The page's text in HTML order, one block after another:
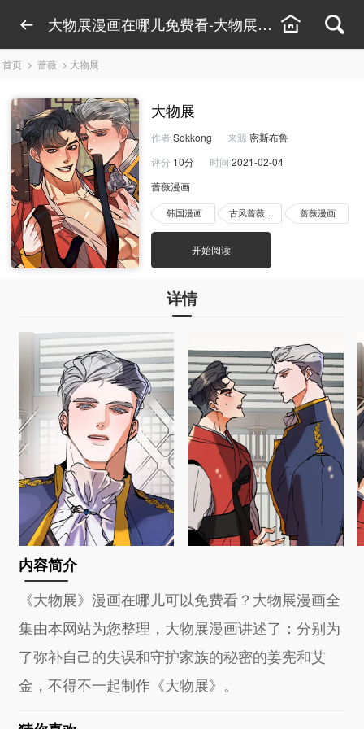
大物展漫画在哪儿免费看-大物展漫画全集下拉式
首页 > 蔷薇 > 大物展
大物展
作者 Sokkong 来源 密斯布鲁
评分 10分 时间 2021-02-04
蔷薇漫画
韩国漫画 古风蔷薇漫画 蔷薇漫画
开始阅读
详情
内容简介
《大物展》漫画在哪儿可以免费看？大物展漫画全
集由本网站为您整理，大物展漫画讲述了：分别为
了弥补自己的失误和守护家族的秘密的姜宪和艾
金，不得不一起制作《大物展》。